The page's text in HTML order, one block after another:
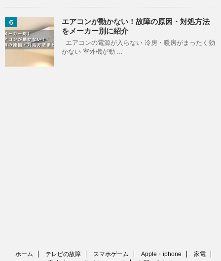
6
エアコンが動かない！故障の原因・対処方法
をメーカー別に紹介
エアコンの電源が入らない 冷房・暖房がまったく効
かない 室外機が動 ...
ホーム テレビの故障 スマホゲーム Apple・iphone
家電